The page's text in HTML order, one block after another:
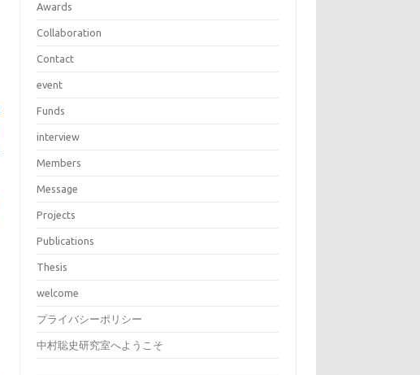
Awards
Collaboration
Contact
event
Funds
interview
Members
Message
Projects
Publications
Thesis
welcome
プライバシーポリシー
中村聡史研究室へようこそ